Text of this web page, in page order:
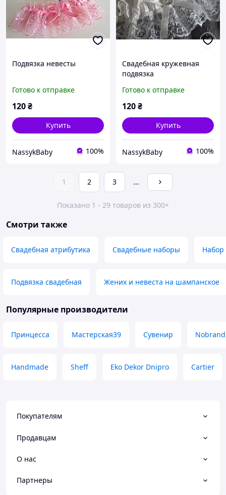
Подвязка невесты
Готово к отправке
120₴
Купить
NassykBaby 100%
Свадебная кружевная
подвязка
Готово к отправке
120₴
Купить
NassykBaby 100%
1 2 3 ...
Показано 1 - 29 товаров из 300+
Смотри также
Свадебная атрибутика Свадебные наборы Набор
Подвязка свадебная Жених и невеста на шампанское
Популярные производители
Принцесса Мастерская39 Сувенир Nobrand
Handmade Sheff Eko Dekor Dnipro Cartier
Покупателям
Продавцам
О нас
Партнеры